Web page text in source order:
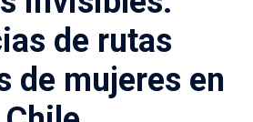
de rutas
de mujeres en